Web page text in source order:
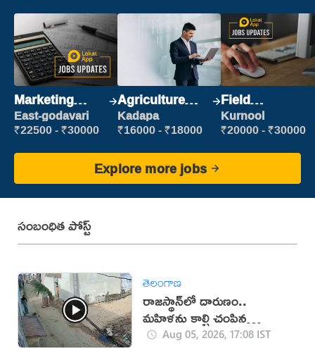
Marketing
Executive
East-godavari
₹22500 - ₹30000
Agriculture
Labour
Kadapa
₹16000 - ₹18000
Field
Marketing
Executive
Kurnool
₹20000 - ₹30000
Explore more jobs
సంబంధిత పోస్ట్
తెలంగాణ
రాజస్థాన్‌లో దారుణం..
మహిళను కాల్చి చంపిన
యువకుడు (వీడియో)
Aug 05, 2026, 17:08 IST